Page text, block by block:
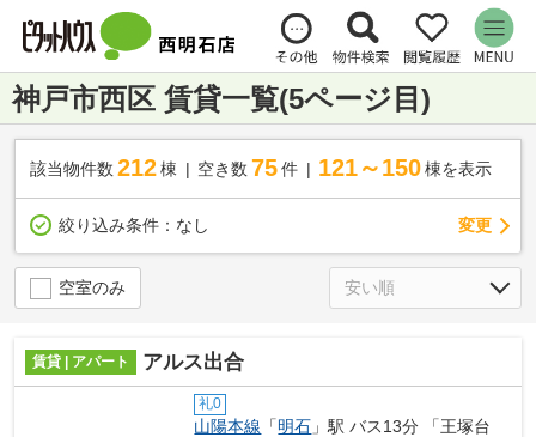
神戸市西区 賃貸一覧(5ページ目)
該当物件数 212棟 空き数 75 件 121～150 棟を表示
絞り込み条件： なし 変更
空室のみ
賃貸 | アパート アルス出合
礼0
山陽本線 「明石 」駅 バス13分 「王塚台